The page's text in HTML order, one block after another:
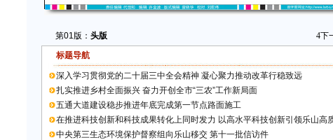
第01版： 头版 4下
标题导航
深入学习贯彻党的二十届三中全会精神 凝心聚力推动改革行稳致远
扎实推进乡村全面振兴 奋力开创全市“三农”工作新局面
五通大道建设稳步推进年底完成第一节点路面施工
在推进科技创新和科技成果转化上同时发力 以高水平科技创新引领乐山高
中央第三生态环境保护督察组向乐山移交 第十一批信访件